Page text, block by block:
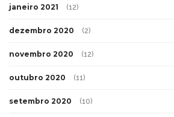
janeiro 2021 (12)
dezembro 2020 (2)
novembro 2020 (12)
outubro 2020 (11)
setembro 2020 (10)